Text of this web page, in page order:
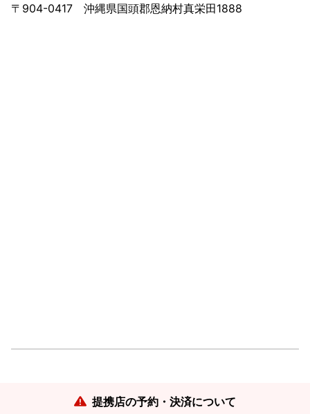
〒904-0417 沖縄県国頭郡恩納村真栄田1888
提携店の予約・決済について